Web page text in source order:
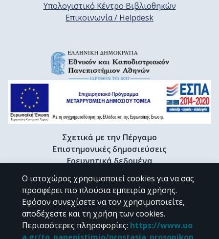
Υπολογιστικό Κέντρο Βιβλιοθηκών
Επικοινωνία / Helpdesk
Σχετικά με την Πέργαμο
Επιστημονικές δημοσιεύσεις
Ερευνητικά δεδομένα
Διδακτορικές διατριβές & Γκρίζα βιβλιογραφία
Προφίλ Ερευνητή
CC BY-NC 4.0
Ο ιστοχώρος χρησιμοποιεί cookies για να σας
προσφέρει πιο πλούσια εμπειρία χρήσης.
Εφόσον συνεχίσετε να τον χρησιμοποιείτε,
αποδέχεστε και τη χρήση των cookies.
Περισσότερες πληροφορίες: https://www.uo